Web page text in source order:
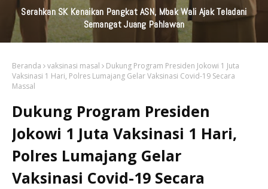
Ratusan Juta Untuk Infrastruktur, Pendidikan, Pelestarian
Budaya, Dan Disabilitas
Beranda vaksinasi masal
Dukung Program Presiden Jokowi 1 Juta
Vaksinasi 1 Hari, Polres Lumajang Gelar Vaksinasi Covid-19 Secara
Massal
Dukung Program Presiden
Jokowi 1 Juta Vaksinasi 1 Hari,
Polres Lumajang Gelar
Vaksinasi Covid-19 Secara